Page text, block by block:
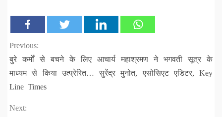
Continue
Reading
Previous:
बुरे कर्मों से बचने के लिए आचार्य महाश्रमण ने भगवती सूत्र के
माध्यम से किया उत्प्रेरित… सुरेंद्र मुनोत, एसोसिएट एडिटर, Key
Line Times
Next: